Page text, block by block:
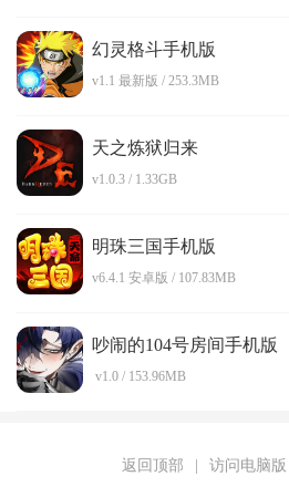
幻灵格斗手机版
v1.1 最新版 / 253.3MB
天之炼狱归来
v1.0.3 / 1.33GB
明珠三国手机版
v6.4.1 安卓版 / 107.83MB
吵闹的104号房间手机版
v1.0 / 153.96MB
返回顶部 访问电脑版